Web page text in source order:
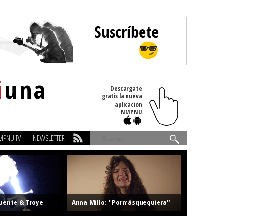
una
Descárgate
gratis la nueva
aplicación
NMPNU
TV NEWSLETTER
Buscar
& Troye
Anna Millo: "Pormásquequiera"